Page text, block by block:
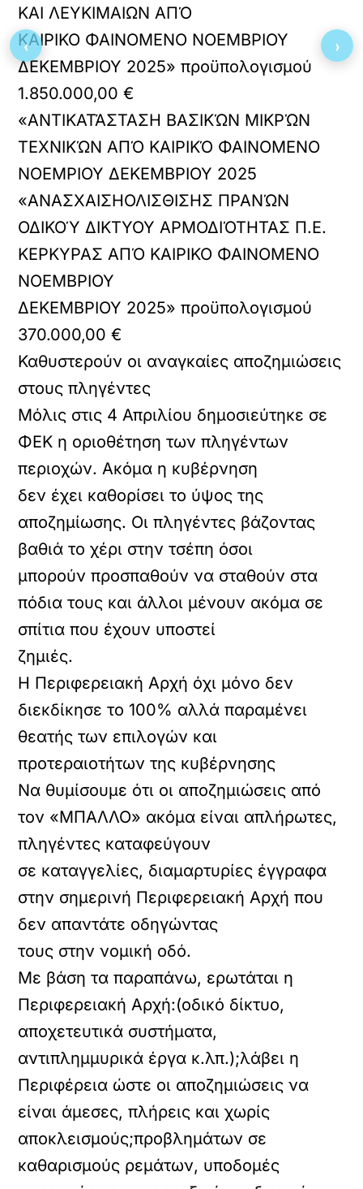
ΚΑΙ ΛΕΥΚΙΜΑΙΩΝ ΑΠΌ
ΚΑΙΡΙΚΟ ΦΑΙΝΟΜΕΝΟ ΝΟΕΜΒΡΙΟΥ
ΔΕΚΕΜΒΡΙΟΥ 2025» προϋπολογισμού
1.850.000,00 €
«ΑΝΤΙΚΑΤΆΣΤΑΣΗ ΒΑΣΙΚΏΝ ΜΙΚΡΏΝ
ΤΕΧΝΙΚΏΝ ΑΠΌ ΚΑΙΡΙΚΌ ΦΑΙΝΟΜΕΝΟ
ΝΟΕΜΡΙΟΥ ΔΕΚΕΜΒΡΙΟΥ 2025
«ΑΝΑΣΧΑΙΣΗΟΛΙΣΘΙΣΗΣ ΠΡΑΝΏΝ
ΟΔΙΚΟΎ ΔΙΚΤΥΟΥ ΑΡΜΟΔΙΌΤΗΤΑΣ Π.Ε.
ΚΕΡΚΥΡΑΣ ΑΠΌ ΚΑΙΡΙΚΟ ΦΑΙΝΟΜΕΝΟ
ΝΟΕΜΒΡΙΟΥ
ΔΕΚΕΜΒΡΙΟΥ 2025» προϋπολογισμού
370.000,00 €
Καθυστερούν οι αναγκαίες αποζημιώσεις
στους πληγέντες
Μόλις στις 4 Απριλίου δημοσιεύτηκε σε
ΦΕΚ η οριοθέτηση των πληγέντων
περιοχών. Ακόμα η κυβέρνηση
δεν έχει καθορίσει το ύψος της
αποζημίωσης. Οι πληγέντες βάζοντας
βαθιά το χέρι στην τσέπη όσοι
μπορούν προσπαθούν να σταθούν στα
πόδια τους και άλλοι μένουν ακόμα σε
σπίτια που έχουν υποστεί
ζημιές.
Η Περιφερειακή Αρχή όχι μόνο δεν
διεκδίκησε το 100% αλλά παραμένει
θεατής των επιλογών και
προτεραιοτήτων της κυβέρνησης
Να θυμίσουμε ότι οι αποζημιώσεις από
τον «ΜΠΑΛΛΟ» ακόμα είναι απλήρωτες,
πληγέντες καταφεύγουν
σε καταγγελίες, διαμαρτυρίες έγγραφα
στην σημερινή Περιφερειακή Αρχή που
δεν απαντάτε οδηγώντας
τους στην νομική οδό.
Με βάση τα παραπάνω, ερωτάται η
Περιφερειακή Αρχή:(οδικό δίκτυο,
αποχετευτικά συστήματα,
αντιπλημμυρικά έργα κ.λπ.);λάβει η
Περιφέρεια ώστε οι αποζημιώσεις να
είναι άμεσες, πλήρεις και χωρίς
αποκλεισμούς;προβλημάτων σε
καθαρισμούς ρεμάτων, υποδομές
‹ ›